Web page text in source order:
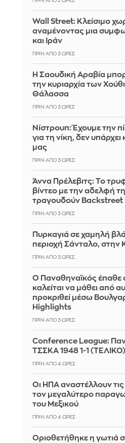
Wall Street: Κλείσιμο
αναμένοντας μια
και Ιράν
ΠΡΙΝ ΑΠΌ 3 ΏΡΕΣ
Η Σαουδική Αραβία
την κυριαρχία των
Θάλασσα
ΠΡΙΝ ΑΠΌ 3 ΏΡΕΣ
Νίστρουπ: Έχουμε την
για τη νίκη, δεν υπάρχει
μας
ΠΡΙΝ ΑΠΌ 3 ΏΡΕΣ
Άννα Πρέλεβιτς: Το
βίντεο με την αδελφή
τραγουδούν Backstreet
ΠΡΙΝ ΑΠΌ 3 ΏΡΕΣ
Πυρκαγιά σε χαμηλή
περιοχή Σάνταλο, στην
ΠΡΙΝ ΑΠΌ 3 ΏΡΕΣ
Ο Παναθηναϊκός έπαθε
καλείται να μάθει από
προκριθεί μέσω
Highlights
ΠΡΙΝ ΑΠΌ 3 ΏΡΕΣ
Conference League:
ΤΣΣΚΑ 1948 1-1 (ΤΕΛΙΚΟ)
ΠΡΙΝ ΑΠΌ 4 ΏΡΕΣ
Οι ΗΠΑ αναστέλλουν
τον μεγαλύτερο
του Μεξικού
ΠΡΙΝ ΑΠΌ 4 ΏΡΕΣ
Οριοθετήθηκε η γωτιά